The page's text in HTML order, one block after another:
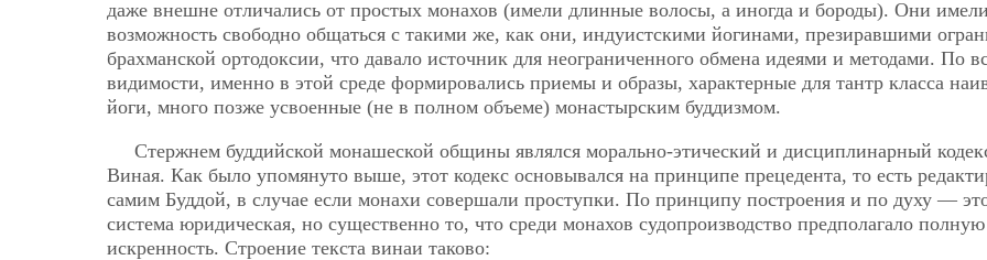
даже внешне отличались от простых монахов (имели длинные волосы, а иногда и бороды). Они имели
возможность свободно общаться с такими же, как они, индуистскими йогинами, презиравшими
брахманской ортодоксии, что давало источник для неограниченного обмена идеями и методами. По
видимости, именно в этой среде формировались приемы и образы, характерные для тантр класса
йоги, много позже усвоенные (не в полном объеме) монастырским буддизмом.
Стержнем буддийской монашеской общины являлся морально-этический и дисциплинарный
Виная. Как было упомянуто выше, этот кодекс основывался на принципе прецедента, то есть
самим Буддой, в случае если монахи совершали проступки. По принципу построения и по духу —
система юридическая, но существенно то, что среди монахов судопроизводство предполагало полную
искренность. Строение текста винаи таково: